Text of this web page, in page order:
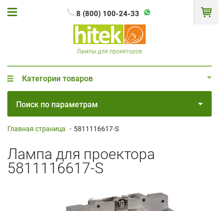
8 (800) 100-24-33
Лампы для проекторов
Категории товаров
Поиск по параметрам
Главная страница - 5811116617-S
Лампа для проектора
5811116617-S